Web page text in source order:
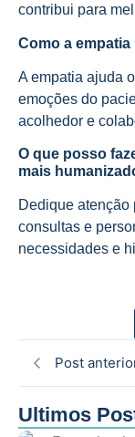
contribui para
Como a
A empatia ajuda
emoções do
acolhedor e
O que posso
mais
Dedique atenção
consultas e
necessidades e
Post
Ultimos